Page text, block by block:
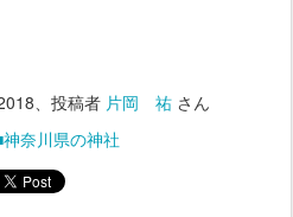
、投稿者 片岡 祐 さん
奈川県の神社